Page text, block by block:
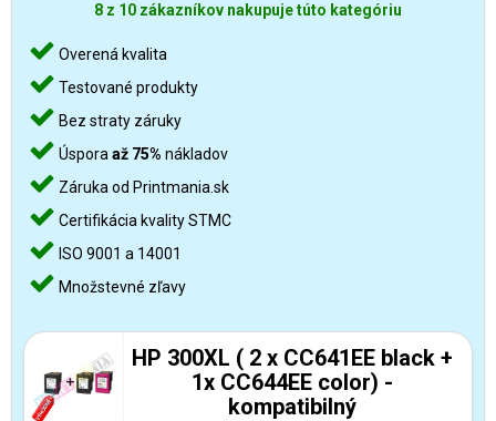
8 z 10 zákazníkov nakupuje túto kategóriu
Overená kvalita
Testované produkty
Bez straty záruky
Úspora až 75% nákladov
Záruka od Printmania.sk
Certifikácia kvality STMC
ISO 9001 a 14001
Množstevné zľavy
HP 300XL ( 2 x CC641EE black +
1x CC644EE color) -
kompatibilný